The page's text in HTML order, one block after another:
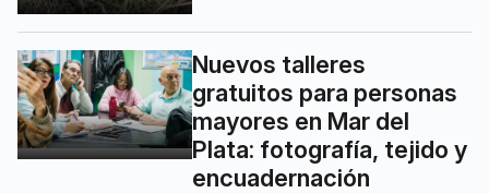
Nuevos talleres
gratuitos para personas
mayores en Mar del
Plata: fotografía, tejido y
encuadernación